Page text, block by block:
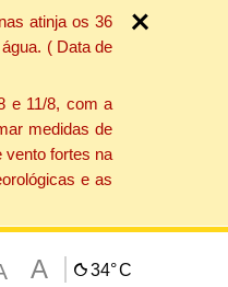
atinja os 36
( Data de
e 11/8, com a
medidas de
vento fortes na
e as
A 34°C